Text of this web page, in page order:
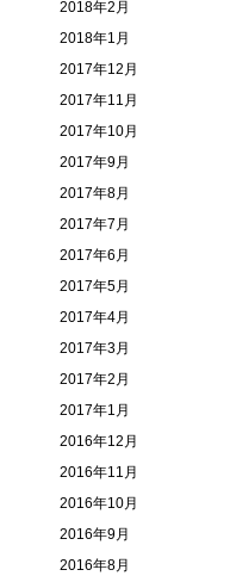
2018年2月
2018年1月
2017年12月
2017年11月
2017年10月
2017年9月
2017年8月
2017年7月
2017年6月
2017年5月
2017年4月
2017年3月
2017年2月
2017年1月
2016年12月
2016年11月
2016年10月
2016年9月
2016年8月